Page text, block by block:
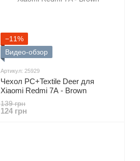
−11%
Видео-обзор
Артикул: 25929
Чехол PC+Textile Deer для
Xiaomi Redmi 7A - Brown
139 грн
124 грн